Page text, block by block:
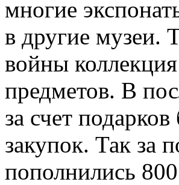
многие
в другие музеи.
войны
предметов. В
за счет
закупок. Так за
пополнились